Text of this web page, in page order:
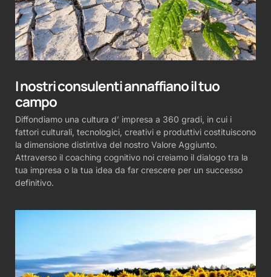
I nostri consulenti annaffiano il tuo
campo
Diffondiamo una cultura d’ impresa a 360 gradi, in cui i
fattori culturali, tecnologici, creativi e produttivi costituiscono
la dimensione distintiva del nostro Valore Aggiunto.
Attraverso il coaching cognitivo noi creiamo il dialogo tra la
tua impresa o la tua idea da far crescere per un successo
definitivo.